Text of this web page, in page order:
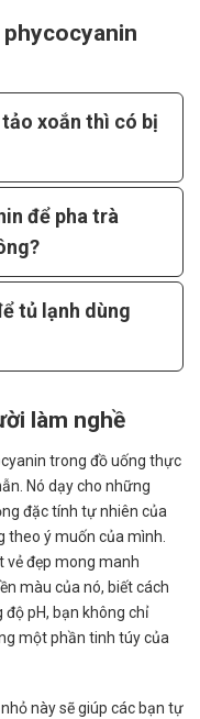
phycocyanin
xoắn thì có bị
để pha trà
tủ lạnh dùng
làm nghề
trong đồ uống thực
Nó dạy cho những
đặc tính tự nhiên của
theo ý muốn của mình.
vẻ đẹp mong manh
màu của nó, biết cách
pH, bạn không chỉ
một phần tinh túy của
này sẽ giúp các bạn tự